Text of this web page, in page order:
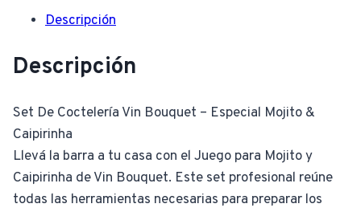
Descripción
Descripción
Set De Coctelería Vin Bouquet – Especial Mojito &
Caipirinha
Llevá la barra a tu casa con el Juego para Mojito y
Caipirinha de Vin Bouquet. Este set profesional reúne
todas las herramientas necesarias para preparar los